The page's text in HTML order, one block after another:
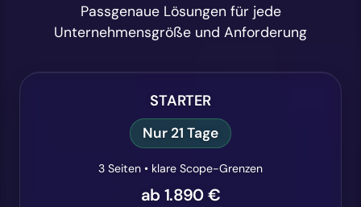
Passgenaue Lösungen für jede
Unternehmensgröße und Anforderung
STARTER
Nur 21 Tage
3 Seiten • klare Scope-Grenzen
ab 1.890 €